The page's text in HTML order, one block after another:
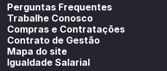
Perguntas Frequentes
Trabalhe Conosco
Compras e Contratações
Contrato de Gestão
Mapa do site
Igualdade Salarial